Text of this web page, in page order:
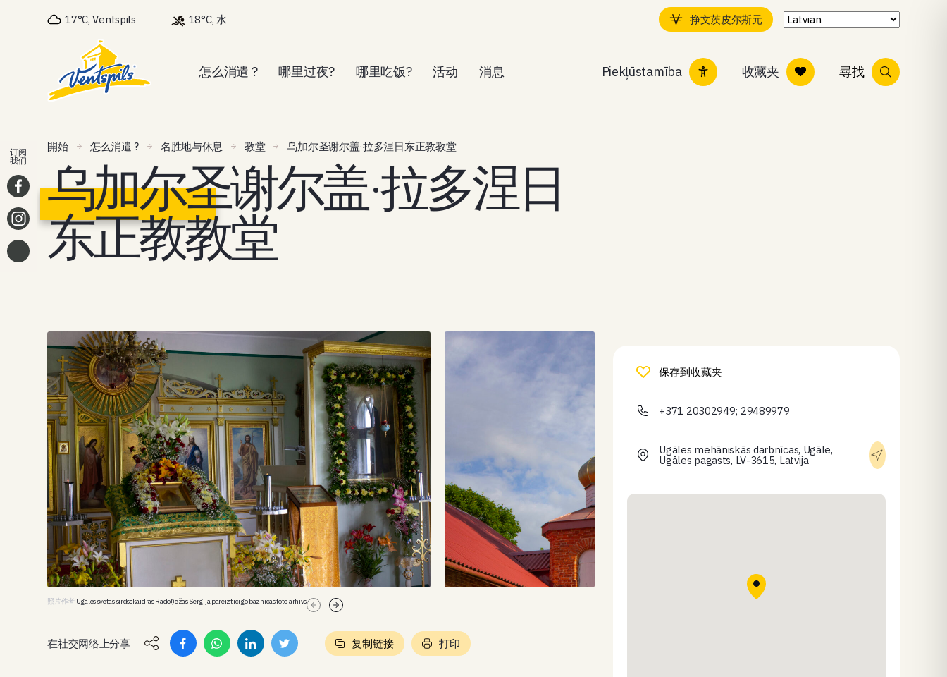
17°C, Ventspils 18°C, 水 挣文茨皮尔斯元
怎么消遣 ? 哪里过夜? 哪里吃饭? 活动 消息 Piekļūstamība 收藏夹 尋找
開始 怎么消遣 ? 名胜地与休息 教堂 乌加尔圣谢尔盖·拉多涅日东正教教堂
乌加尔圣谢尔盖·拉多涅日
东正教教堂
照片作者 Ugāles svētās sirdsskaidrās Radoņežas Sergija pareizticīgo baznīcas foto arhīvs
在社交网络上分享 复制链接 打印
保存到收藏夹
+371 20302949; 29489979
Ugāles mehāniskās darbnīcas, Ugāle,
Ugāles pagasts, LV-3615, Latvija
订阅
我们